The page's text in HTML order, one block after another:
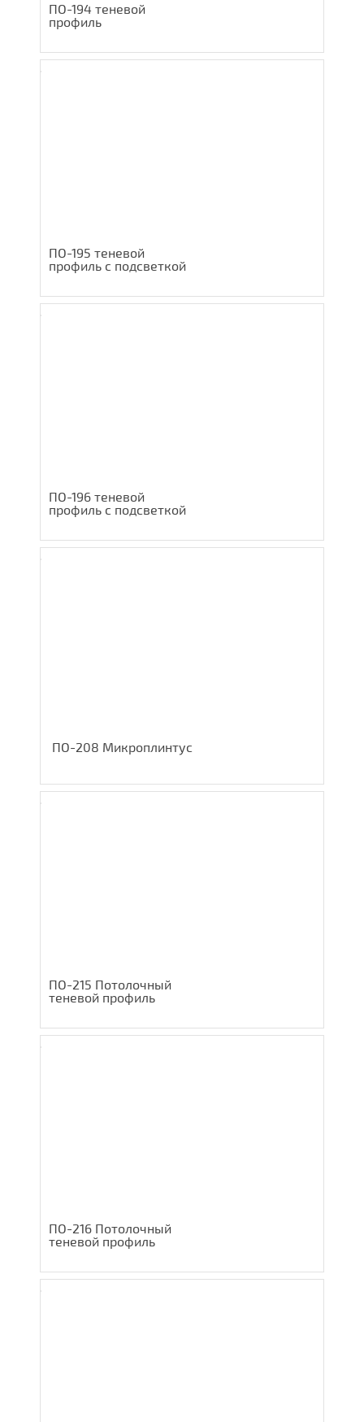
ПО-194 теневой
профиль
ПО-195 теневой
профиль с подсветкой
ПО-196 теневой
профиль с подсветкой
ПО-208 Микроплинтус
ПО-215 Потолочный
теневой профиль
ПО-216 Потолочный
теневой профиль